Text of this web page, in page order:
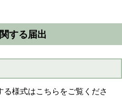
する届出
様式はこちらをご覧くださ